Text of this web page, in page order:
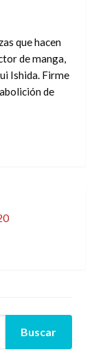
que hacen
de manga,
Ishida. Firme
de